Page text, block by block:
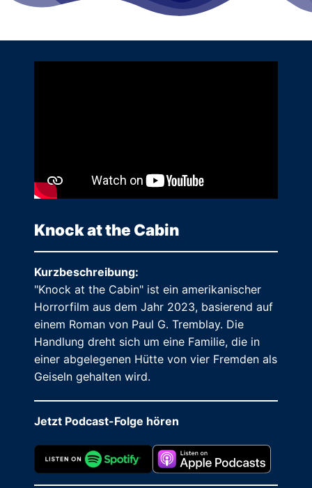
Knock at the Cabin
Kurzbeschreibung:
"Knock at the Cabin" ist ein amerikanischer
Horrorfilm aus dem Jahr 2023, basierend auf
einem Roman von Paul G. Tremblay. Die
Handlung dreht sich um eine Familie, die in
einer abgelegenen Hütte von vier Fremden als
Geiseln gehalten wird.
Jetzt Podcast-Folge hören